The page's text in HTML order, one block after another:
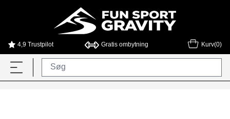
4,9 Trustpilot Gratis ombytning Kurv(0)